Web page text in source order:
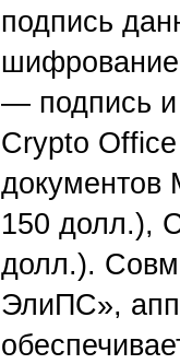
подпись
шифрование
— подпись
Crypto
документов
150 долл.),
долл.).
ЭлиПС»,